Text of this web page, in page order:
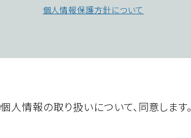
個⼈情報保護⽅針について
個⼈情報の取り扱いについて、同意します。